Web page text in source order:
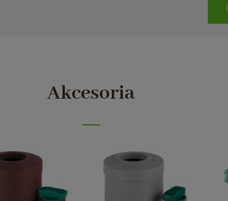
Akcesoria